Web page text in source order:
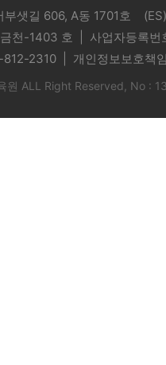
샛길 606, A동 1701호
천-1403 호
| 사업자등록
2310 | 개인정보보호책
원 ALL Right Reserved, No :